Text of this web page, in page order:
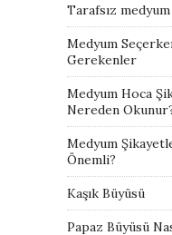
Tarafsız
Medyum
Gerekenler
Medyum Hoca
Nereden
Medyum
Önemli?
Kaşık Büyüsü
Papaz Büyüsü